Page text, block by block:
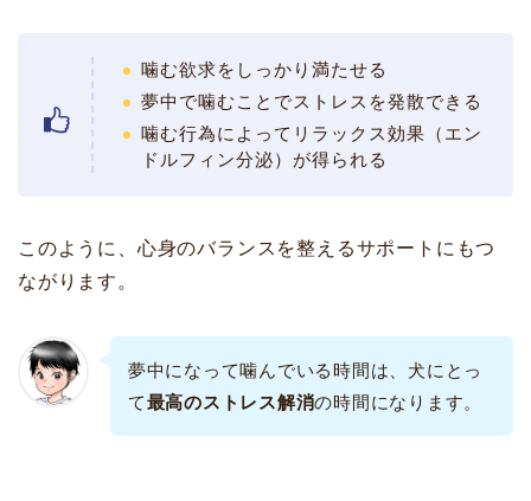
噛む欲求をしっかり満たせる
夢中で噛むことでストレスを発散できる
噛む行為によってリラックス効果（エン
ドルフィン分泌）が得られる
このように、心身のバランスを整えるサポートにもつ
ながります。
夢中になって噛んでいる時間は、犬にとっ
て最高のストレス解消の時間になります。